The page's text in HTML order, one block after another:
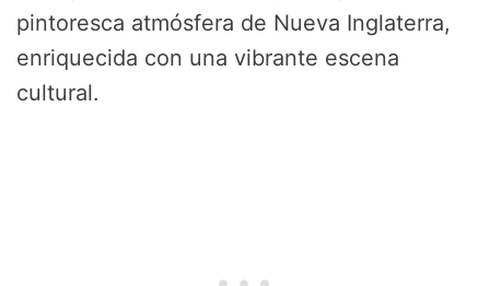
pintoresca atmósfera de Nueva Inglaterra,
enriquecida con una vibrante escena
cultural.